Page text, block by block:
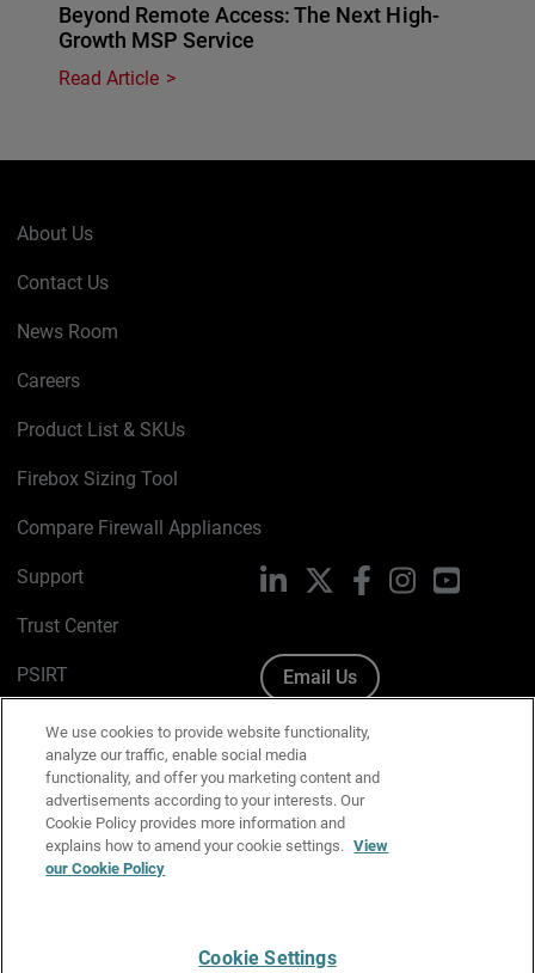
Beyond Remote Access: The Next High-
Growth MSP Service
Read Article
About Us
Contact Us
News Room
Careers
Product List & SKUs
Firebox Sizing Tool
Compare Firewall Appliances
Support
Trust Center
PSIRT
Cookie Policy
Privacy Policy
Media & Brand Kit
Manage Email Preferences
LinkedIn FacebookInstagramYouTube
Email Us
We use cookies to provide website functionality,
analyze our traffic, enable social media
functionality, and offer you marketing content and
advertisements according to your interests. Our
Cookie Policy provides more information and
explains how to amend your cookie settings. View
our Cookie Policy
Cookie Settings